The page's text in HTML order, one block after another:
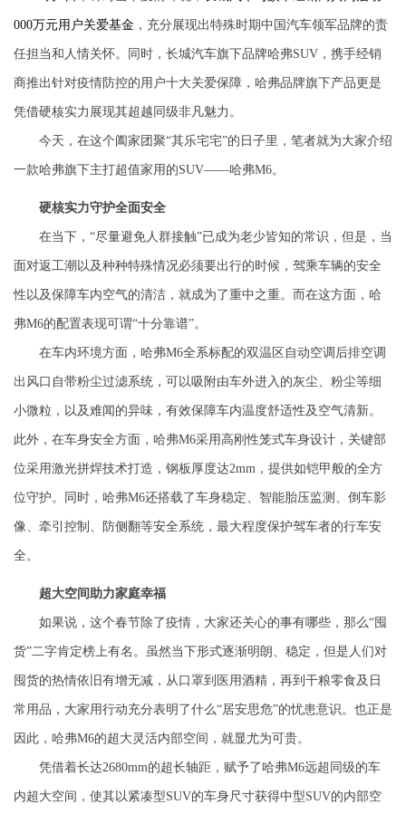
000万元用户关爱基金 ，充分展现出特殊时期中国汽车领军品牌的责
任担当和人情关怀。同时，长城汽车旗下品牌哈弗SUV ，携手经销
商推出针对疫情防控的用户十大关爱保障，哈弗品牌旗下产品更是
凭借硬核实力展现其超越同级非凡魅力。
今天，在这个阖家团聚“其乐宅宅”的日子里，笔者就为大家介绍
一款哈弗旗下主打超值家用 的SUV——哈弗M6。
硬核实力守护全面安全
在当下，“尽量避免人群接触”已成为老少皆知的常识，但是，当
面对返工潮以及种种特殊情况必须要出行的时候，驾乘车辆的安全
性以及保障车内空气的清洁，就成为了重中之重。而在这方面，哈
弗M6的配置表现可谓“十分靠谱”。
在车内环境方面，哈弗M6全系标配的双温区自动空调 后排空调
出风口自带粉尘过滤系统，可以吸附由车外进入的灰尘、粉尘等细
小微粒，以及难闻的异味，有效保障车内温度舒适性及空气清新。
此外，在车身安全方面，哈弗M6采用高刚性笼式车身设计，关键部
位采用激光拼焊技术打造，钢板厚度达2mm ，提供如铠甲般的全方
位守护。同时，哈弗M6还搭载了车身稳定、智能胎压监测、倒车影
像、牵引控制、防侧翻等安全系统，最大程度保护驾车者的行车安
全。
超大空间助力家庭幸福
如果说，这个春节除了疫情，大家还关心的事有哪些，那么“囤
货”二字肯定榜上有名。虽然当下形式逐渐明朗、稳定，但是人们对
囤货的热情依旧有增无减，从口罩到医用酒精，再到干粮零食及日
常用品，大家用行动充分表明了什么“居安思危”的忧患意识。 也正是
因此，哈弗M6的超大灵活内部空间，就显尤为可贵。
凭借着长达2680mm的超长轴距，赋予了哈弗M6远超同级的车
内超大空间，使其以紧凑型SUV的车身尺寸获得中型SUV的内部空